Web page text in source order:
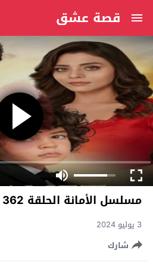
قصة عشق
مسلسل الأمانة الحلقة 362 مترجم
3 يوليو 2024
شارك